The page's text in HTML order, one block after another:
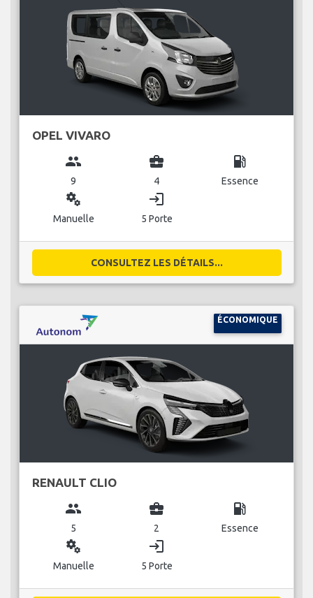
OPEL VIVARO
group
9
business_center
4
local_gas_station
Essence
miscellaneous_services
Manuelle
login
5 Porte
CONSULTEZ LES DÉTAILS...
ÉCONOMIQUE
RENAULT CLIO
group
5
business_center
2
local_gas_station
Essence
miscellaneous_services
Manuelle
login
5 Porte